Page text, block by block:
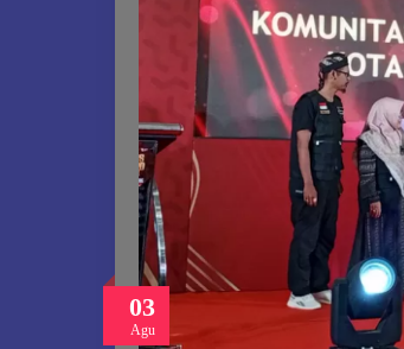
03
Agu